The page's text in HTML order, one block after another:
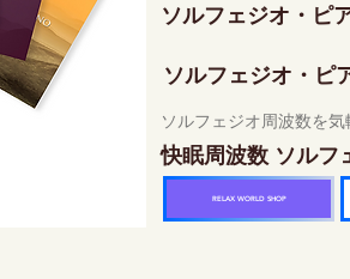
ソルフェジオ・
ソルフェジオ・
ソルフェジオ周波数を
快眠周波数 ソルフ
RELAX WORLD SHOP